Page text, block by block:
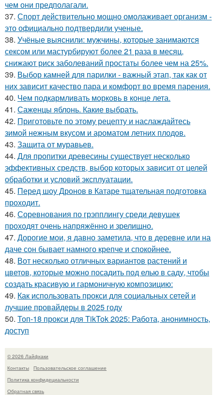
чем они предполагали.
37. Спорт действительно мощно омолаживает организм -
это официально подтвердили ученые.
38. Учёные выяснили: мужчины, которые занимаются
сексом или мастурбируют более 21 раза в месяц,
снижают риск заболеваний простаты более чем на 25%.
39. Выбор камней для парилки - важный этап, так как от
них зависит качество пара и комфорт во время парения.
40. Чем подкармливать морковь в конце лета.
41. Саженцы яблонь. Какие выбрать.
42. Приготовьте по этому рецепту и наслаждайтесь
зимой нежным вкусом и ароматом летних плодов.
43. Защита от муравьев.
44. Для пропитки древесины существует несколько
эффективных средств, выбор которых зависит от целей
обработки и условий эксплуатации.
45. Перед шоу Дронов в Катаре тщательная подготовка
проходит.
46. Соревнования по грэпплингу среди девушек
проходят очень напряжённо и зрелищно.
47. Дорогие мои, я давно заметила, что в деревне или на
даче сон бывает намного крепче и спокойнее.
48. Вот несколько отличных вариантов растений и
цветов, которые можно посадить под елью в саду, чтобы
создать красивую и гармоничную композицию:
49. Как использовать прокси для социальных сетей и
лучшие провайдеры в 2025 году
50. Топ-18 прокси для TikTok 2025: Работа, анонимность,
доступ
© 2026 Лайфхаки
Контакты
Пользовательское соглашение
Политика конфидециальности
Обратная связь